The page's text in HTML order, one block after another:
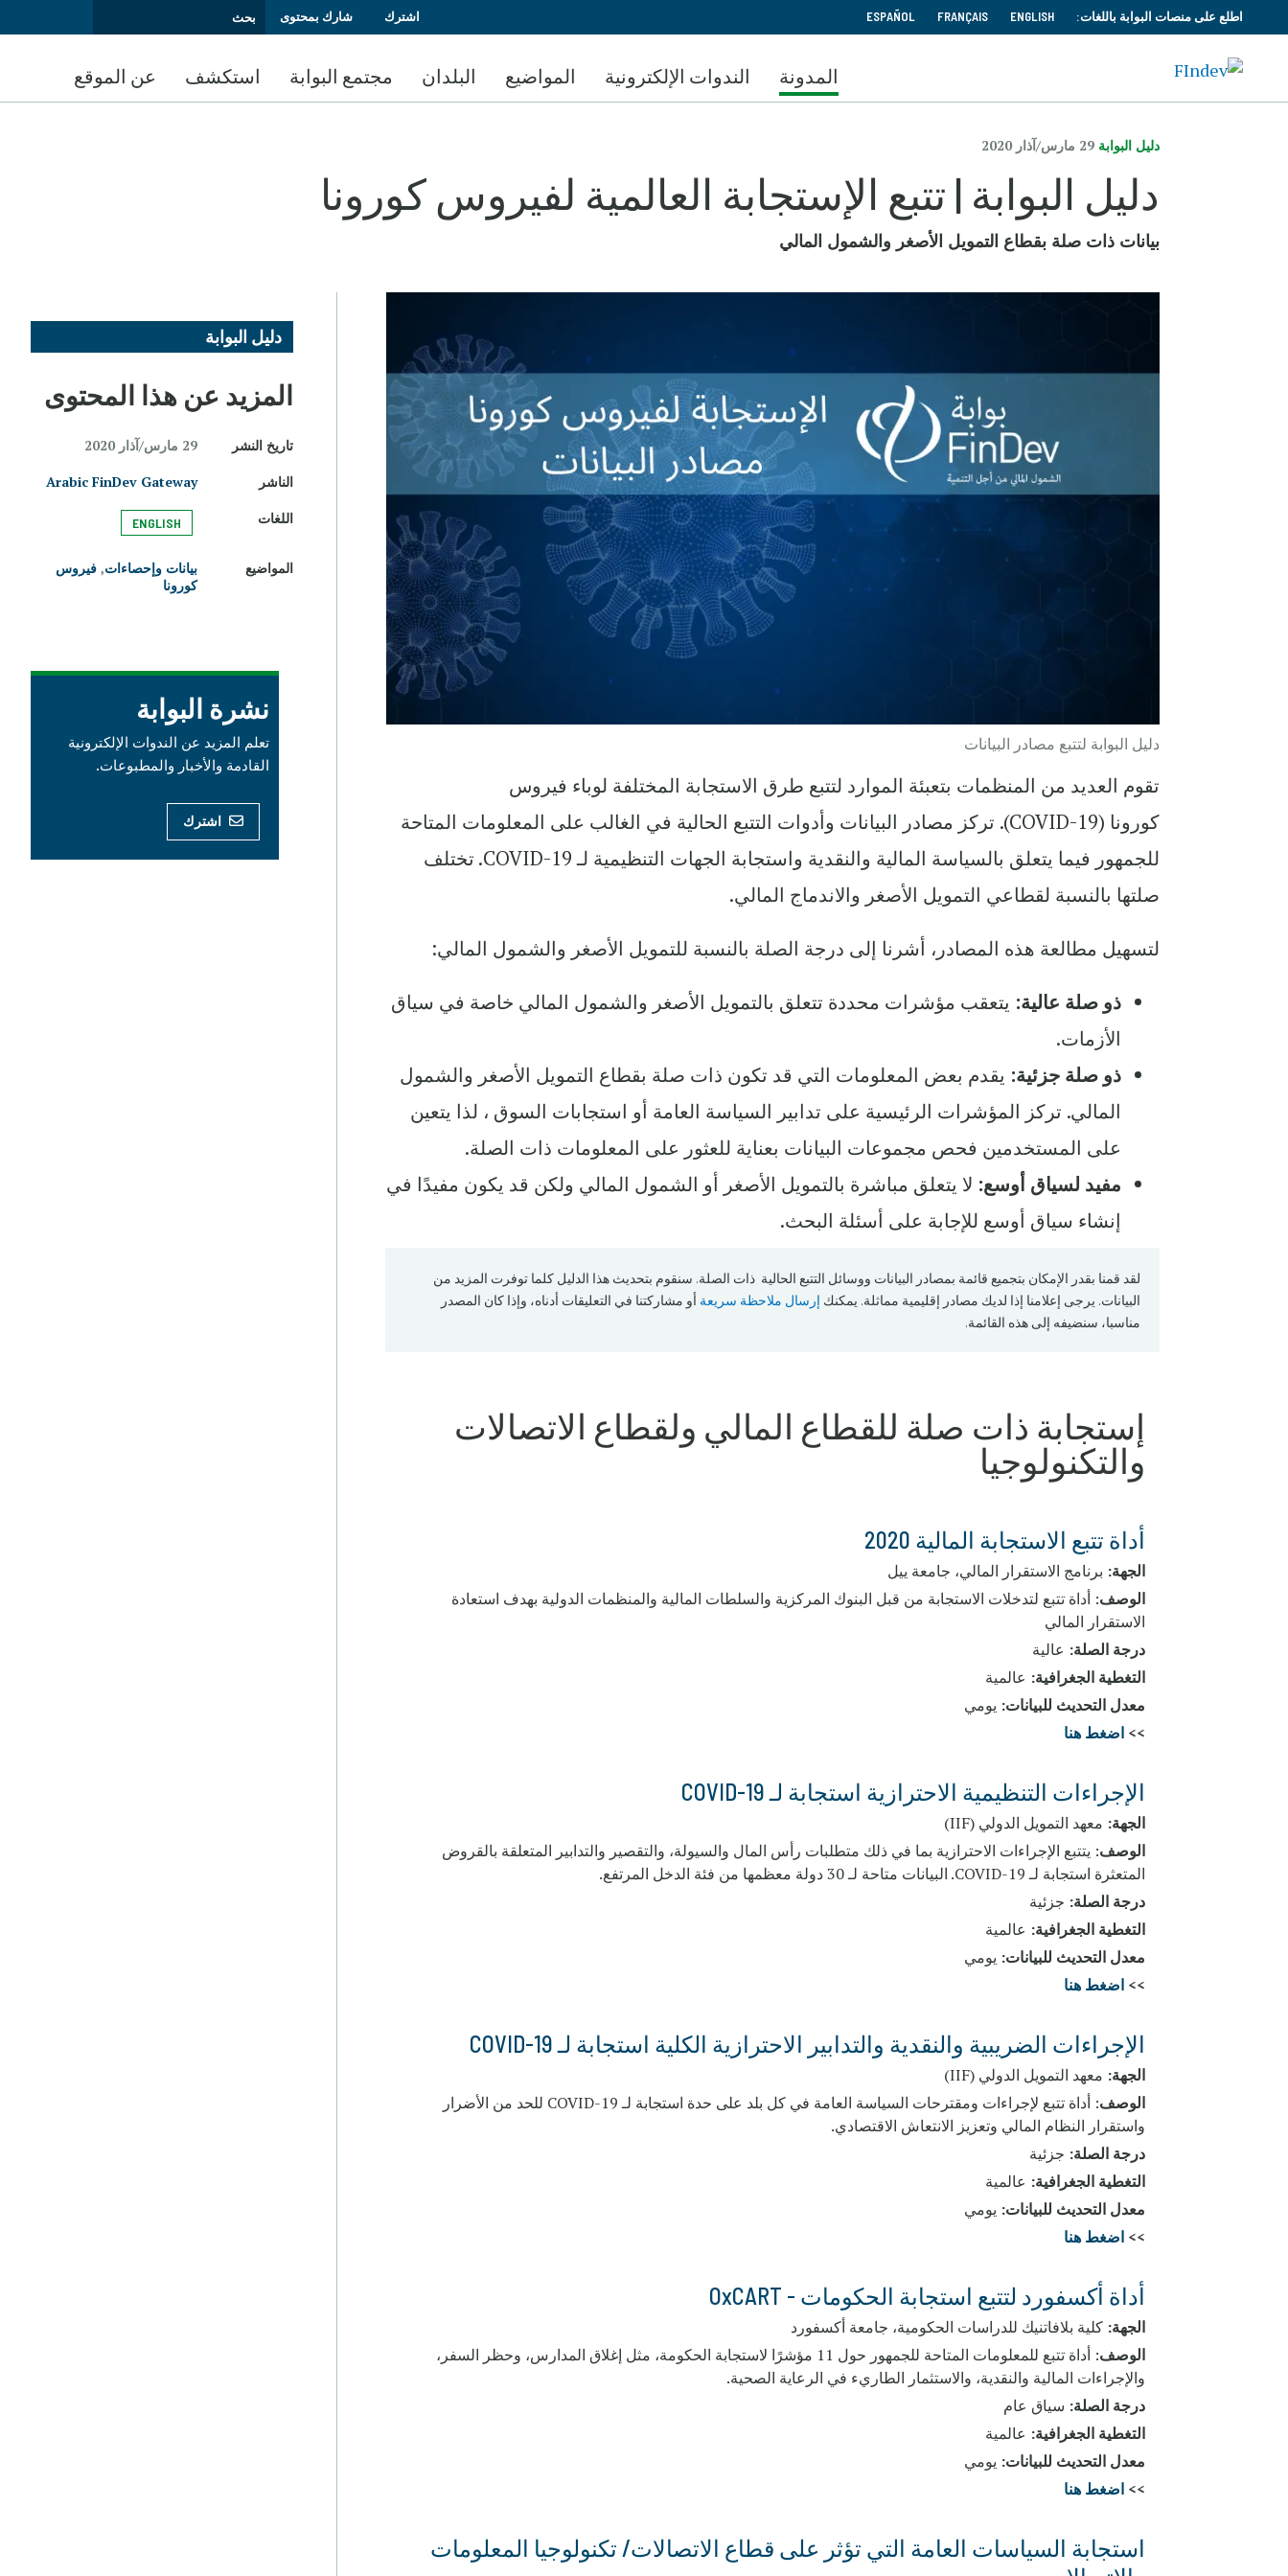
إلى
الرئيسي
اطلع على منصات البوابة باللغات: ENGLISH
FRANÇAIS
ESPAÑOL اشترك شارك بمحتوى
المدونة الندوات الإلكترونية المواضيع البلدان مجتمع البوابة استكشف عن الموقع
دليل البوابة 29 مارس/آذار 2020
دليل البوابة | تتبع الإستجابة العالمية لفيروس كورونا
بيانات ذات صلة بقطاع التمويل الأصغر والشمول المالي
دليل البوابة لتتبع مصادر البيانات
تقوم العديد من المنظمات بتعبئة الموارد لتتبع طرق الاستجابة المختلفة لوباء فيروس
كورونا (COVID-19). تركز مصادر البيانات وأدوات التتبع الحالية في الغالب على المعلومات المتاحة
للجمهور فيما يتعلق بالسياسة المالية والنقدية واستجابة الجهات التنظيمية لـ COVID-19. تختلف
صلتها بالنسبة لقطاعي التمويل الأصغر والاندماج المالي.
لتسهيل مطالعة هذه المصادر، أشرنا إلى درجة الصلة بالنسبة للتمويل الأصغر والشمول المالي:
ذو صلة عالية: يتعقب مؤشرات محددة تتعلق بالتمويل الأصغر والشمول المالي خاصة في سياق
الأزمات.
ذو صلة جزئية: يقدم بعض المعلومات التي قد تكون ذات صلة بقطاع التمويل الأصغر والشمول
المالي. تركز المؤشرات الرئيسية على تدابير السياسة العامة أو استجابات السوق ، لذا يتعين
على المستخدمين فحص مجموعات البيانات بعناية للعثور على المعلومات ذات الصلة.
مفيد لسياق أوسع: لا يتعلق مباشرة بالتمويل الأصغر أو الشمول المالي ولكن قد يكون مفيدًا في
إنشاء سياق أوسع للإجابة على أسئلة البحث.
لقد قمنا بقدر الإمكان بتجميع قائمة بمصادر البيانات ووسائل التتبع الحالية ذات الصلة. سنقوم بتحديث هذا الدليل كلما توفرت المزيد من
البيانات. يرجى إعلامنا إذا لديك مصادر إقليمية مماثلة. يمكنك إرسال ملاحظة سريعة أو مشاركتنا في التعليقات أدناه، وإذا كان المصدر
مناسبا، سنضيفه إلى هذه القائمة.
إستجابة ذات صلة للقطاع المالي ولقطاع الاتصالات
والتكنولوجيا
أداة تتبع الاستجابة المالية 2020
الجهة: برنامج الاستقرار المالي، جامعة ييل
الوصف: أداة تتبع لتدخلات الاستجابة من قبل البنوك المركزية والسلطات المالية والمنظمات الدولية بهدف استعادة
الاستقرار المالي
درجة الصلة: عالية
التغطية الجغرافية: عالمية
معدل التحديث للبيانات: يومي
>>اضغط هنا
الإجراءات التنظيمية الاحترازية استجابة لـ COVID-19
الجهة: معهد التمويل الدولي (IIF)
الوصف: يتتبع الإجراءات الاحترازية بما في ذلك متطلبات رأس المال والسيولة، والتقصير والتدابير المتعلقة بالقروض
المتعثرة استجابة لـ COVID-19. البيانات متاحة لـ 30 دولة معظمها من فئة الدخل المرتفع.
درجة الصلة: جزئية
التغطية الجغرافية: عالمية
معدل التحديث للبيانات: يومي
>>اضغط هنا
الإجراءات الضريبية والنقدية والتدابير الاحترازية الكلية استجابة لـ COVID-19
الجهة: معهد التمويل الدولي (IIF)
الوصف
: أداة تتبع لإجراءات ومقترحات السياسة العامة في كل بلد على حدة استجابة لـ COVID-19 للحد من الأضرار
واستقرار النظام المالي وتعزيز الانتعاش الاقتصادي.
درجة الصلة: جزئية
التغطية الجغرافية: عالمية
معدل التحديث للبيانات: يومي
>>اضغط هنا
أداة أكسفورد لتتبع استجابة الحكومات - OxCART
الجهة: كلية بلافاتنيك للدراسات الحكومية، جامعة أكسفورد
الوصف
: أداة تتبع للمعلومات المتاحة للجمهور حول 11 مؤشرًا لاستجابة الحكومة، مثل إغلاق المدارس، وحظر السفر،
والإجراءات المالية والنقدية، والاستثمار الطاريء في الرعاية الصحية.
درجة الصلة: سياق عام
التغطية الجغرافية: عالمية
معدل التحديث للبيانات: يومي
>>اضغط هنا
استجابة السياسات العامة التي تؤثر على قطاع الاتصالات/ تكنولوجيا المعلومات
دليل البوابة
المزيد عن هذا المحتوى
تاريخ النشر
29 مارس/آذار 2020
الناشر
Arabic FinDev Gateway
اللغات
ENGLISH
المواضيع بيانات وإحصاءات, فيروس
كورونا
نشرة البوابة
تعلم المزيد عن الندوات الإلكترونية
القادمة والأخبار والمطبوعات.
اشترك